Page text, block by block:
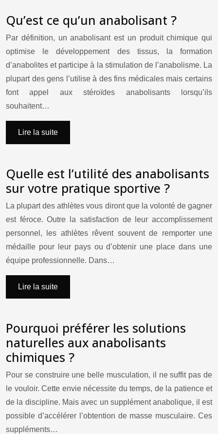
Qu’est ce qu’un anabolisant ?
Par définition, un anabolisant est un produit chimique qui
optimise le développement des tissus, la formation
d’anabolites et participe à la stimulation de l’anabolisme. La
plupart des gens l’utilise à des fins médicales mais certains
font appel aux stéroïdes anabolisants lorsqu’ils
souhaitent…
Lire la suite
Quelle est l’utilité des anabolisants
sur votre pratique sportive ?
La plupart des athlètes vous diront que la volonté de gagner
est féroce. Outre la satisfaction de leur accomplissement
personnel, les athlètes rêvent souvent de remporter une
médaille pour leur pays ou d’obtenir une place dans une
équipe professionnelle. Dans…
Lire la suite
Pourquoi préférer les solutions
naturelles aux anabolisants
chimiques ?
Pour se construire une belle musculation, il ne suffit pas de
le vouloir. Cette envie nécessite du temps, de la patience et
de la discipline. Mais avec un supplément anabolique, il est
possible d’accélérer l’obtention de masse musculaire. Ces
suppléments…